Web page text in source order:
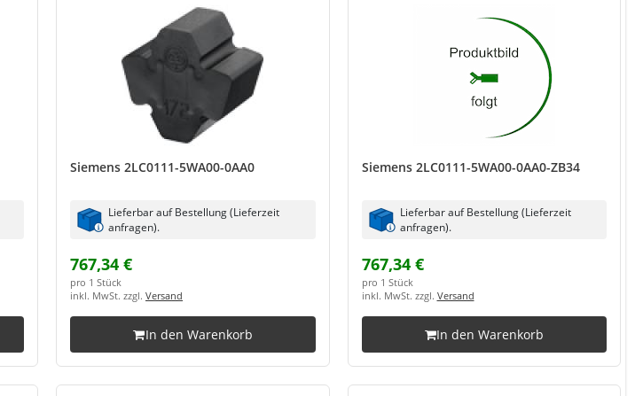
Siemens 2LC0111-5WA00-0AA0
Lieferbar auf Bestellung (Lieferzeit
anfragen).
767,34 €
pro 1 Stück
inkl. MwSt. zzgl. Versand
In den Warenkorb
Siemens 2LC0111-5WA00-0AA0-ZB34
Lieferbar auf Bestellung (Lieferzeit
anfragen).
767,34 €
pro 1 Stück
inkl. MwSt. zzgl. Versand
In den Warenkorb